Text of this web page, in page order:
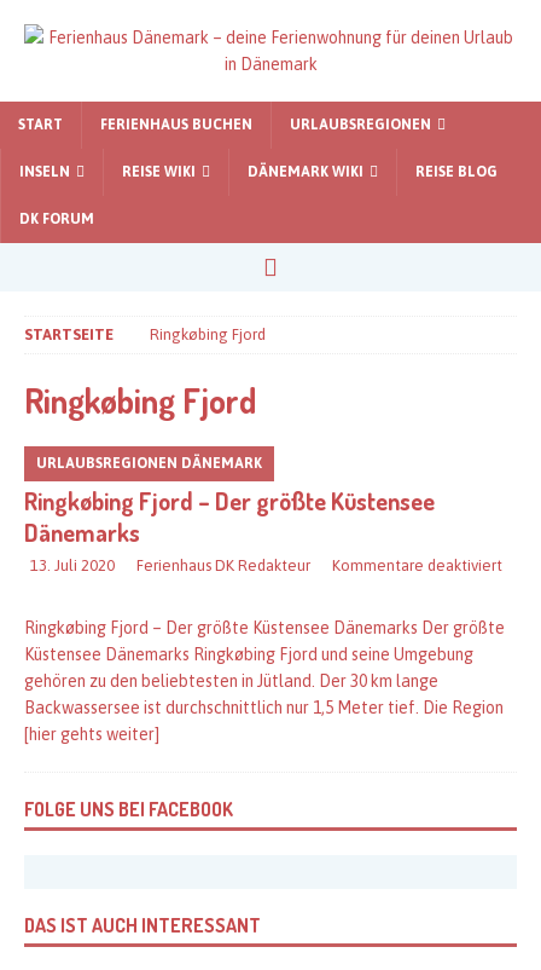
START FERIENHAUS BUCHEN URLAUBSREGIONEN
INSELN REISE WIKI DÄNEMARK WIKI REISE BLOG
DK FORUM
STARTSEITE Ringkøbing Fjord
Ringkøbing Fjord
URLAUBSREGIONEN DÄNEMARK
Ringkøbing Fjord – Der größte Küstensee
Dänemarks
13. Juli 2020 Ferienhaus DK Redakteur Kommentare deaktiviert
Ringkøbing Fjord – Der größte Küstensee Dänemarks Der größte
Küstensee Dänemarks Ringkøbing Fjord und seine Umgebung
gehören zu den beliebtesten in Jütland. Der 30 km lange
Backwassersee ist durchschnittlich nur 1,5 Meter tief. Die Region
[hier gehts weiter]
FOLGE UNS BEI FACEBOOK
DAS IST AUCH INTERESSANT